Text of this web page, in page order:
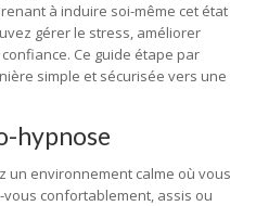
à induire soi-même cet état
gérer le stress, améliorer
Ce guide étape par
simple et sécurisée vers une
hypnose
un environnement calme où vous
confortablement, assis ou